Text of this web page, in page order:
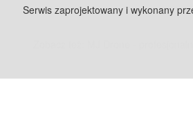
Serwis zaprojektowany i wykonany